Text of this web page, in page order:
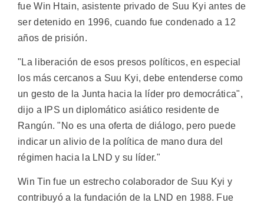
fue Win Htain, asistente privado de Suu Kyi antes de
ser detenido en 1996, cuando fue condenado a 12
años de prisión.
"La liberación de esos presos políticos, en especial
los más cercanos a Suu Kyi, debe entenderse como
un gesto de la Junta hacia la líder pro democrática",
dijo a IPS un diplomático asiático residente de
Rangún. "No es una oferta de diálogo, pero puede
indicar un alivio de la política de mano dura del
régimen hacia la LND y su líder."
Win Tin fue un estrecho colaborador de Suu Kyi y
contribuyó a la fundación de la LND en 1988. Fue